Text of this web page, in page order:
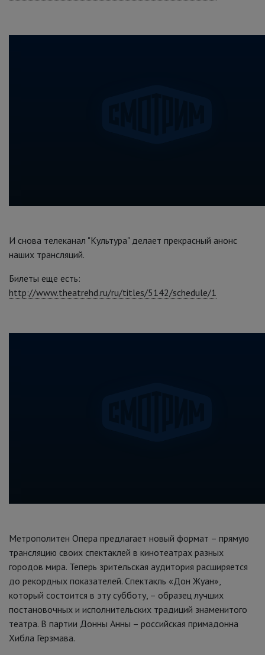
И снова телеканал "Культура" делает прекрасный анонс
наших трансляций.
Билеты еще есть:
http://www.theatrehd.ru/ru/titles/5142/schedule/1
Метрополитен Опера предлагает новый формат – прямую
трансляцию своих спектаклей в кинотеатрах разных
городов мира. Теперь зрительская аудитория расширяется
до рекордных показателей. Спектакль «Дон Жуан»,
который состоится в эту субботу, – образец лучших
постановочных и исполнительских традиций знаменитого
театра. В партии Донны Анны – российская примадонна
Хибла Герзмава.